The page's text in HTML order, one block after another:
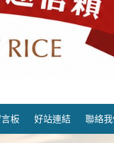
板 好站連結 聯絡